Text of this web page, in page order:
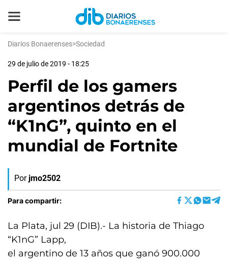
Diarios Bonaerenses>Sociedad
29 de julio de 2019 - 18:25
Perfil de los gamers
argentinos detrás de
“K1nG”, quinto en el
mundial de Fortnite
Por jmo2502
Para compartir:
La Plata, jul 29 (DIB).- La historia de Thiago
“K1nG” Lapp,
el argentino de 13 años que ganó 900.000